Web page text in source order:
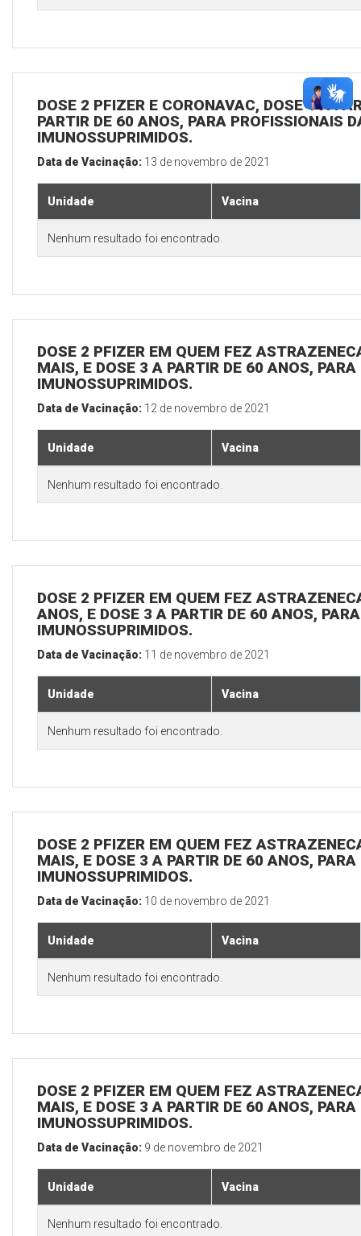
DOSE 2 PFIZER E CORONAVAC, DOSE 1 A
PARTIR DE 60 ANOS, PARA PROFISSIONAIS
IMUNOSSUPRIMIDOS.
Data de Vacinação: 13 de novembro de 2021
Unidade Vacina
Nenhum resultado foi encontrado.
DOSE 2 PFIZER EM QUEM FEZ
MAIS, E DOSE 3 A PARTIR DE 60 ANOS,
IMUNOSSUPRIMIDOS.
Data de Vacinação: 12 de novembro de 2021
Unidade Vacina
Nenhum resultado foi encontrado.
DOSE 2 PFIZER EM QUEM FEZ
ANOS, E DOSE 3 A PARTIR DE 60 ANOS,
IMUNOSSUPRIMIDOS.
Data de Vacinação: 11 de novembro de 2021
Unidade Vacina
Nenhum resultado foi encontrado.
DOSE 2 PFIZER EM QUEM FEZ
MAIS, E DOSE 3 A PARTIR DE 60 ANOS,
IMUNOSSUPRIMIDOS.
Data de Vacinação: 10 de novembro de 2021
Unidade Vacina
Nenhum resultado foi encontrado.
DOSE 2 PFIZER EM QUEM FEZ
MAIS, E DOSE 3 A PARTIR DE 60 ANOS,
IMUNOSSUPRIMIDOS.
Data de Vacinação: 9 de novembro de 2021
Unidade Vacina
Nenhum resultado foi encontrado.